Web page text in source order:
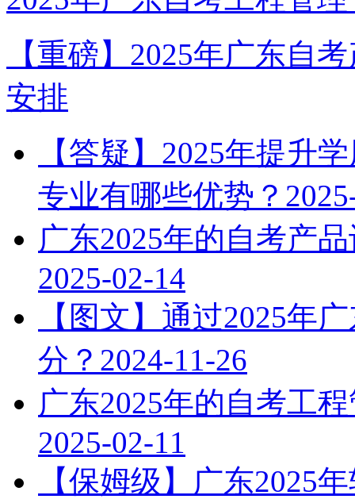
【重磅】2025年广东自
安排
【答疑】2025年提升
专业有哪些优势？
广东2025年的自考产
2025-02-14
【图文】通过2025年
分？ 2024-11-26
广东2025年的自考工
2025-02-11
【保姆级】广东2025